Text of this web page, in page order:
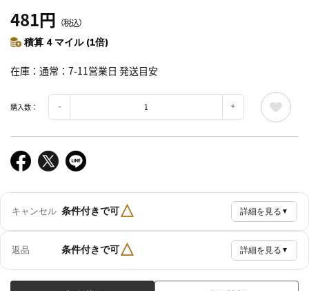
481円 （税込）
積算 4 マイル (1倍)
在庫 通常：7-11営業日 発送目安
購入数：
キャンセル 条件付きで可△ 詳細を見る ▼
返品 条件付きで可△ 詳細を見る ▼